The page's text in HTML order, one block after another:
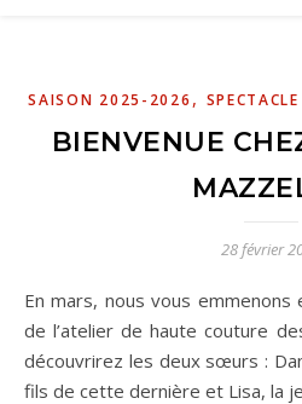
SAISON 2025-2026 ,
BIENVENUE
28 février
En mars, nous vous emmenons en Italie dans le quotidien
de l’atelier de haute couture
découvrirez les deux sœurs :
fils de cette dernière et Lisa, la